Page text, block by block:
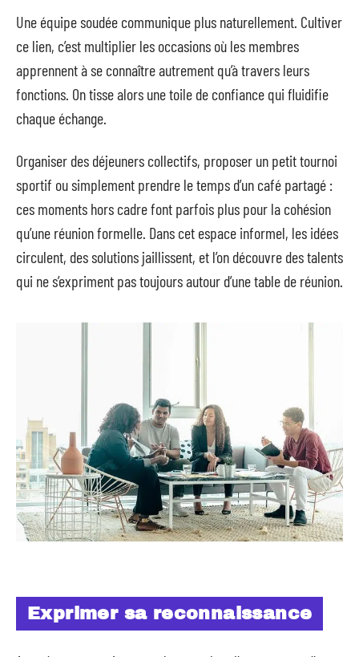
Une équipe soudée communique plus naturellement. Cultiver
ce lien, c’est multiplier les occasions où les membres
apprennent à se connaître autrement qu’à travers leurs
fonctions. On tisse alors une toile de confiance qui fluidifie
chaque échange.
Organiser des déjeuners collectifs, proposer un petit tournoi
sportif ou simplement prendre le temps d’un café partagé :
ces moments hors cadre font parfois plus pour la cohésion
qu’une réunion formelle. Dans cet espace informel, les idées
circulent, des solutions jaillissent, et l’on découvre des talents
qui ne s’expriment pas toujours autour d’une table de réunion.
Exprimer sa reconnaissance